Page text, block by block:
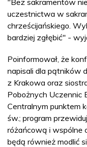
uczestnictwa w
chrześcijańskiego.
bardziej zgłębić" -
Poinformował, że
napisali dla pątników
z Krakowa oraz
Pobożnych Uczennic
Centralnym punktem
św.; program
różańcową i wspólne
będą również modlić